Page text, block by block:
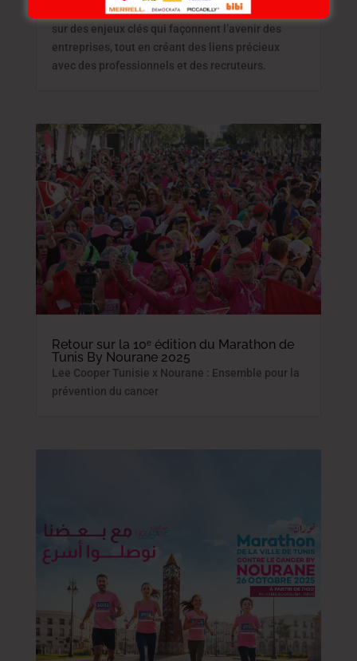
offert aux participants l’opportunité de travailler
sur des enjeux clés qui façonnent l’avenir des
entreprises, tout en créant des liens précieux
avec des professionnels et des recruteurs.
Retour sur la 10ᵉ édition du Marathon de
Tunis By Nourane 2025
Lee Cooper Tunisie x Nourane : Ensemble pour la
prévention du cancer